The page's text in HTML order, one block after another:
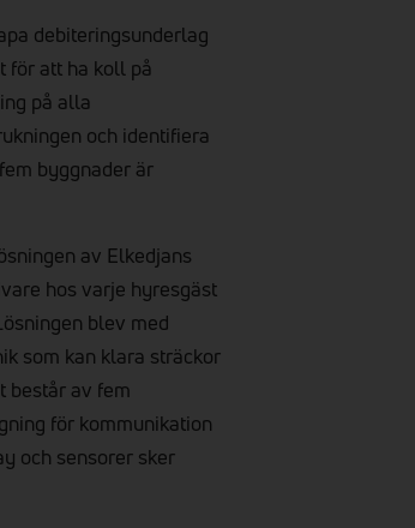
debiteringsunderlag
för att ha koll på
på alla
och identifiera
byggnader är
av Elkedjans
hos varje hyresgäst
blev med
som kan klara sträckor
består av fem
för kommunikation
och sensorer sker